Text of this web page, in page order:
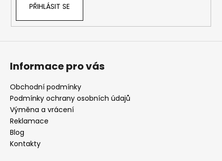
PŘIHLÁSIT SE
Informace pro vás
Obchodní podmínky
Podmínky ochrany osobních údajů
Výměna a vrácení
Reklamace
Blog
Kontakty